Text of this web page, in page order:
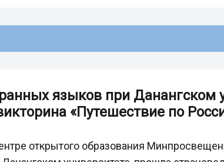
языков при Данангском
«Путешествие по
открытого образования